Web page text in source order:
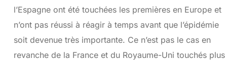
l’Espagne ont été touchées les premières en Europe et
n’ont pas réussi à réagir à temps avant que l’épidémie
soit devenue très importante. Ce n’est pas le cas en
revanche de la France et du Royaume-Uni touchés plus